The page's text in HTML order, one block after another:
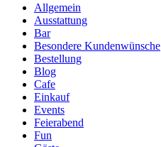
Allgemein
Ausstattung
Bar
Besondere Kundenwünsche
Bestellung
Blog
Cafe
Einkauf
Events
Feierabend
Fun